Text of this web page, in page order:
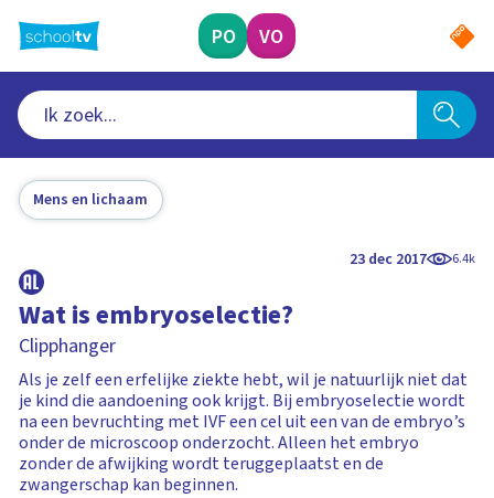
naar
hoofdinhoud
PO VO
Mens en lichaam
23 dec 2017 6.4k
Wat is embryoselectie?
Clipphanger
Als je zelf een erfelijke ziekte hebt, wil je natuurlijk niet dat
je kind die aandoening ook krijgt. Bij embryoselectie wordt
na een bevruchting met IVF een cel uit een van de embryo’s
onder de microscoop onderzocht. Alleen het embryo
zonder de afwijking wordt teruggeplaatst en de
zwangerschap kan beginnen.